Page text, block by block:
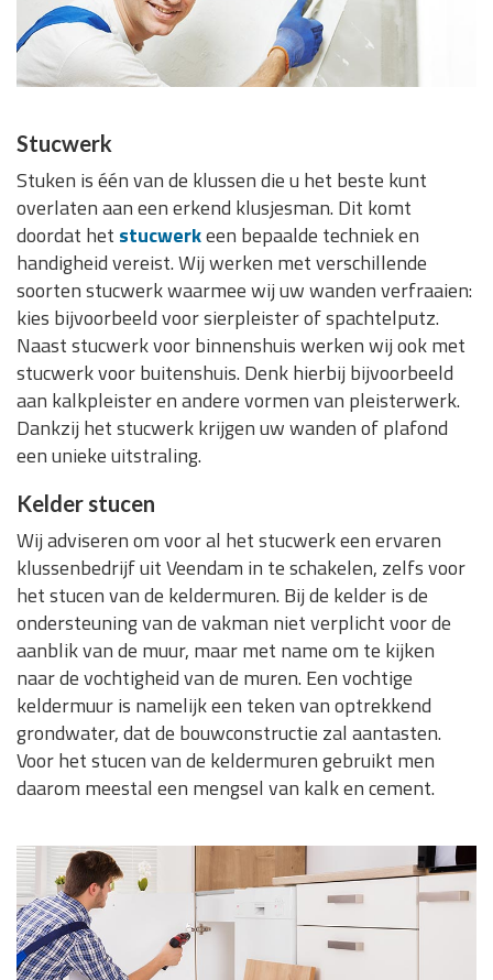
Stucwerk
Stuken is één van de klussen die u het beste kunt
overlaten aan een erkend klusjesman. Dit komt
doordat het stucwerkeen bepaalde techniek en
handigheid vereist. Wij werken met verschillende
soorten stucwerk waarmee wij uw wanden verfraaien:
kies bijvoorbeeld voor sierpleister of spachtelputz.
Naast stucwerk voor binnenshuis werken wij ook met
stucwerk voor buitenshuis. Denk hierbij bijvoorbeeld
aan kalkpleister en andere vormen van pleisterwerk.
Dankzij het stucwerk krijgen uw wanden of plafond
een unieke uitstraling.
Kelder stucen
Wij adviseren om voor al het stucwerk een ervaren
klussenbedrijf uit Veendam in te schakelen, zelfs voor
het stucen van de keldermuren. Bij de kelder is de
ondersteuning van de vakman niet verplicht voor de
aanblik van de muur, maar met name om te kijken
naar de vochtigheid van de muren. Een vochtige
keldermuur is namelijk een teken van optrekkend
grondwater, dat de bouwconstructie zal aantasten.
Voor het stucen van de keldermuren gebruikt men
daarom meestal een mengsel van kalk en cement.